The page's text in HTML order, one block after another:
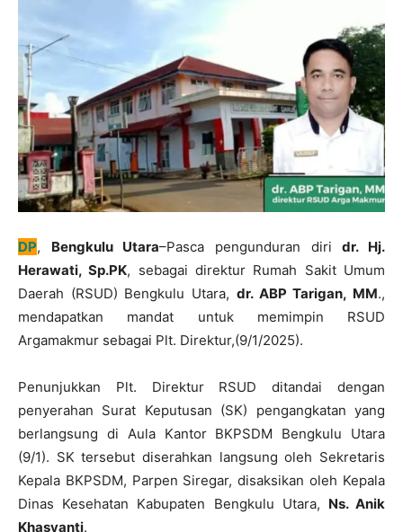
DP, Bengkulu Utara–Pasca pengunduran diridr. Hj.
Herawati, Sp.PK, sebagai direktur Rumah Sakit Umum
Daerah (RSUD) Bengkulu Utara, dr. ABP Tarigan, MM.,
mendapatkan mandat untuk memimpin RSUD
Argamakmur sebagai Plt. Direktur,(9/1/2025).
Penunjukkan Plt. Direktur RSUD ditandai dengan
penyerahan Surat Keputusan (SK) pengangkatan yang
berlangsung di Aula Kantor BKPSDM Bengkulu Utara
(9/1). SK tersebut diserahkan langsung oleh Sekretaris
Kepala BKPSDM, Parpen Siregar, disaksikan oleh Kepala
Dinas Kesehatan Kabupaten Bengkulu Utara, Ns. Anik
Khasyanti.